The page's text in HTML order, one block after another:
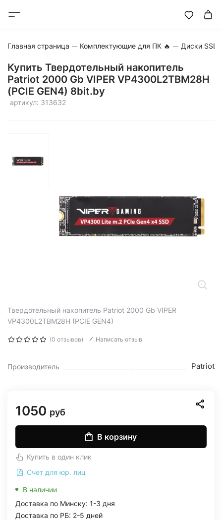
Главная страница Комплектующие для ПК 🔥 Диски SSD
Купить Твердотельный накопитель
Patriot 2000 Gb VIPER VP4300L2TBM28H
(PCIE GEN4) 8bit.by
артикул: 313632
Твердотельный накопитель Patriot 2000 Gb VIPER
VP4300L2TBM28H (PCIE GEN4)
(0 отзывов) Написать отзыв
Производитель Patriot
1050 руб
В корзину
Купить в один клик
Счет для юр. лиц
В наличии
Доставка по Минску: 1-3 дня
Доставка по РБ: 2-5 дней